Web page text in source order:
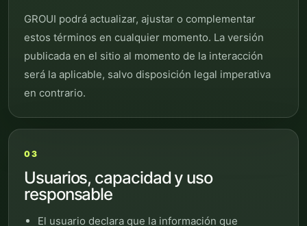
GROUI podrá actualizar, ajustar o complementar
estos términos en cualquier momento. La versión
publicada en el sitio al momento de la interacción
será la aplicable, salvo disposición legal imperativa
en contrario.
03
Usuarios, capacidad y uso
responsable
El usuario declara que la información que